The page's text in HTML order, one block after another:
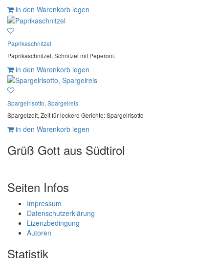
in den Warenkorb legen
Paprikaschnitzel
Paprikaschnitzel, Schnitzel mit Peperoni.
in den Warenkorb legen
Spargelrisotto, Spargelreis
Spargelzeit, Zeit für leckere Gerichte: Spargelrisotto
in den Warenkorb legen
Grüß Gott aus Südtirol
Seiten Infos
Impressum
Datenschutzerklärung
Lizenzbedingung
Autoren
Statistik